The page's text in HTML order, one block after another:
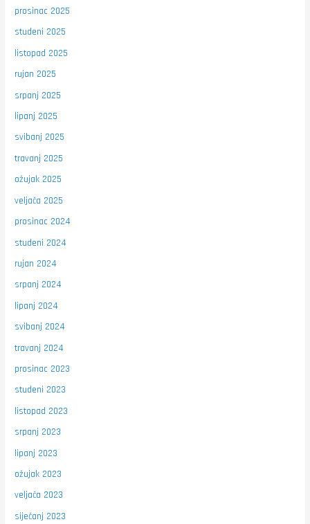
prosinac 2025
studeni 2025
listopad 2025
rujan 2025
srpanj 2025
lipanj 2025
svibanj 2025
travanj 2025
ožujak 2025
veljača 2025
prosinac 2024
studeni 2024
rujan 2024
srpanj 2024
lipanj 2024
svibanj 2024
travanj 2024
prosinac 2023
studeni 2023
listopad 2023
srpanj 2023
lipanj 2023
ožujak 2023
veljača 2023
siječanj 2023